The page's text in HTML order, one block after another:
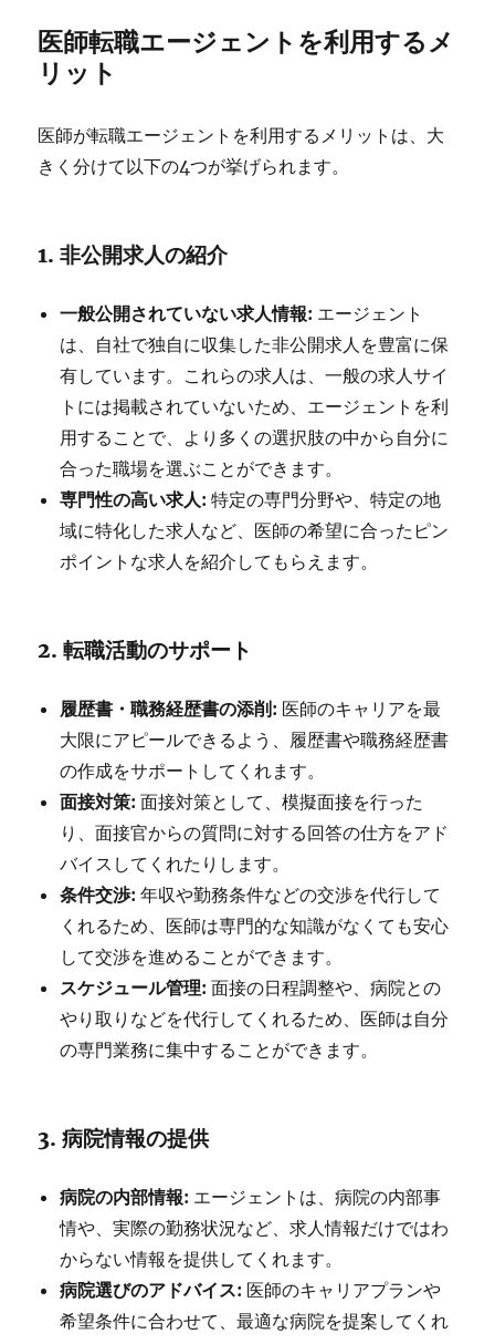
医師転職エージェントを利用するメ
リット
医師が転職エージェントを利用するメリットは、大
きく分けて以下の4つが挙げられます。
1.非公開求人の紹介
一般公開されていない求人情報: エージェント
は、自社で独自に収集した非公開求人を豊富に保
有しています。これらの求人は、一般の求人サイ
トには掲載されていないため、エージェントを利
用することで、より多くの選択肢の中から自分に
合った職場を選ぶことができます。
専門性の高い求人: 特定の専門分野や、特定の地
域に特化した求人など、医師の希望に合ったピン
ポイントな求人を紹介してもらえます。
2.転職活動のサポート
履歴書・職務経歴書の添削: 医師のキャリアを最
大限にアピールできるよう、履歴書や職務経歴書
の作成をサポートしてくれます。
面接対策: 面接対策として、模擬面接を行った
り、面接官からの質問に対する回答の仕方をアド
バイスしてくれたりします。
条件交渉: 年収や勤務条件などの交渉を代行して
くれるため、医師は専門的な知識がなくても安心
して交渉を進めることができます。
スケジュール管理: 面接の日程調整や、病院との
やり取りなどを代行してくれるため、医師は自分
の専門業務に集中することができます。
3.病院情報の提供
病院の内部情報: エージェントは、病院の内部事
情や、実際の勤務状況など、求人情報だけではわ
からない情報を提供してくれます。
病院選びのアドバイス: 医師のキャリアプランや
希望条件に合わせて、最適な病院を提案してくれ